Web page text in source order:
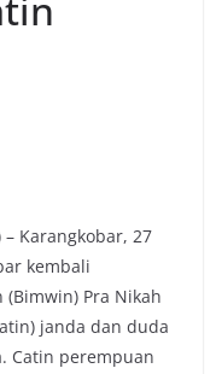
– Karangkobar, 27
kembali
Pra Nikah
janda dan duda
Catin perempuan